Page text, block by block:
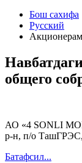
Бош сахифа
Русский
Акционерам
общего
АО «4 SONLI
р-н, п/о ТашГРЭС,
Батафсил...